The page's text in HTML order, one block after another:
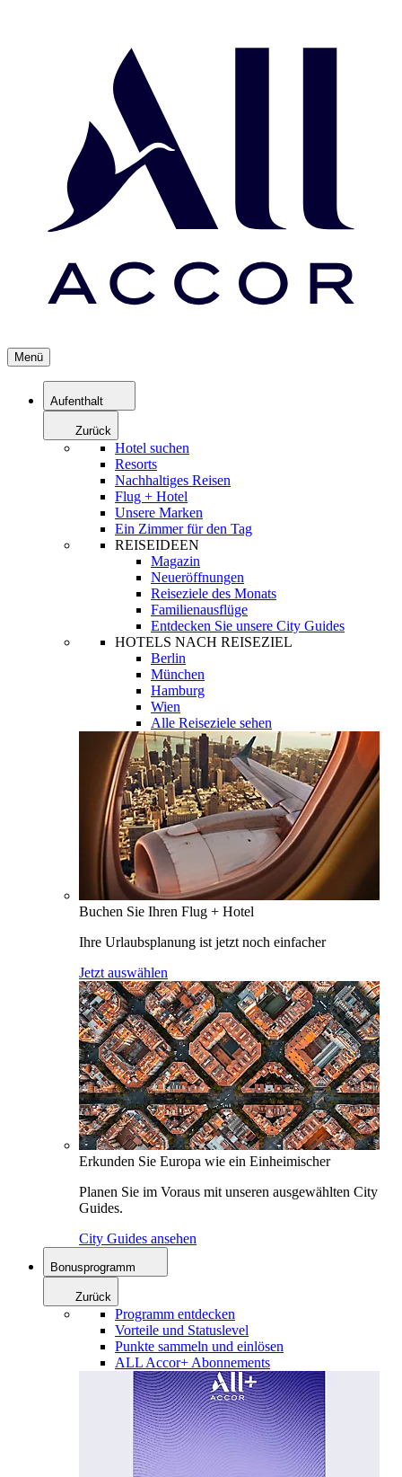
Menü
Aufenthalt
Zurück
Hotel suchen
Resorts
Nachhaltiges Reisen
Flug + Hotel
Unsere Marken
Ein Zimmer für den Tag
REISEIDEEN
Magazin
Neueröffnungen
Reiseziele des Monats
Familienausflüge
Entdecken Sie unsere City Guides
HOTELS NACH REISEZIEL
Berlin
München
Hamburg
Wien
Alle Reiseziele sehen
Buchen Sie Ihren Flug + Hotel
Ihre Urlaubsplanung ist jetzt noch einfacher
Jetzt auswählen
Erkunden Sie Europa wie ein Einheimischer
Planen Sie im Voraus mit unseren ausgewählten City
Guides.
City Guides ansehen
Bonusprogramm
Zurück
Programm entdecken
Vorteile und Statuslevel
Punkte sammeln und einlösen
ALL Accor+ Abonnements